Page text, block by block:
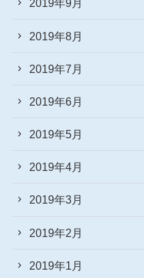
2019年9月
2019年8月
2019年7月
2019年6月
2019年5月
2019年4月
2019年3月
2019年2月
2019年1月